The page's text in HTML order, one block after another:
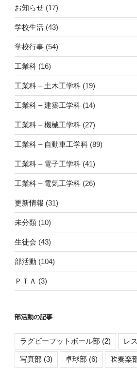
お知らせ (17)
学校生活 (43)
学校行事 (54)
工業科 (16)
工業科 – 土木工学科 (19)
工業科 – 建築工学科 (14)
工業科 – 機械工学科 (27)
工業科 – 自動車工学科 (89)
工業科 – 電子工学科 (41)
工業科 – 電気工学科 (26)
更新情報 (31)
未分類 (10)
生徒会 (43)
部活動 (104)
ＰＴＡ (3)
部活動の記事
ラグビーフットボール部 (2) レ
写真部 (3) 卓球部 (6) 吹奏楽